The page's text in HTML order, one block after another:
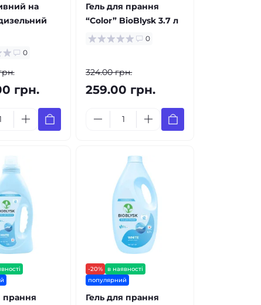
на
0
грн.
Гель для прання
“Color” BioBlysk 3.7 л
0
324.00 грн.
259.00 грн.
прання
-20%
в наявності
популярний
Гель для прання